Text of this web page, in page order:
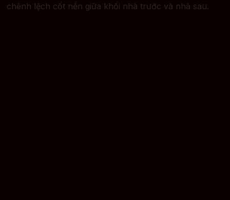
chênh lệch cốt nền giữa khối nhà trước và nhà sau.